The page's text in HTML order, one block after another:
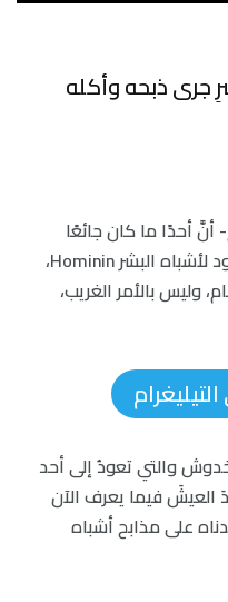
جرى ذبحه وأكله
أنَّ أحدًا ما كان جائعًا
بشدة حتى أكل جزءًا من ساقٍ تعود لأشباه البشر Hominin،
1.45 مليون عام، وليس بالأمر الغريب،
والتي تعودُ إلى أحد
العيشَ فيما يعرف الآن
على مذابح أشباه